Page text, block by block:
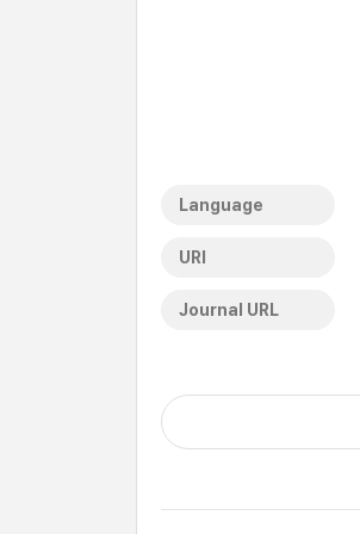
Language
URI
Journal URL